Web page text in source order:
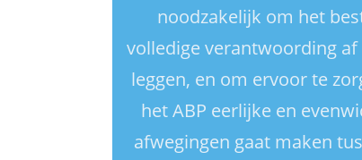
noodzakelijk om het
volledige verantwoording af
leggen, en om ervoor te
het ABP eerlijke en
afwegingen gaat maken